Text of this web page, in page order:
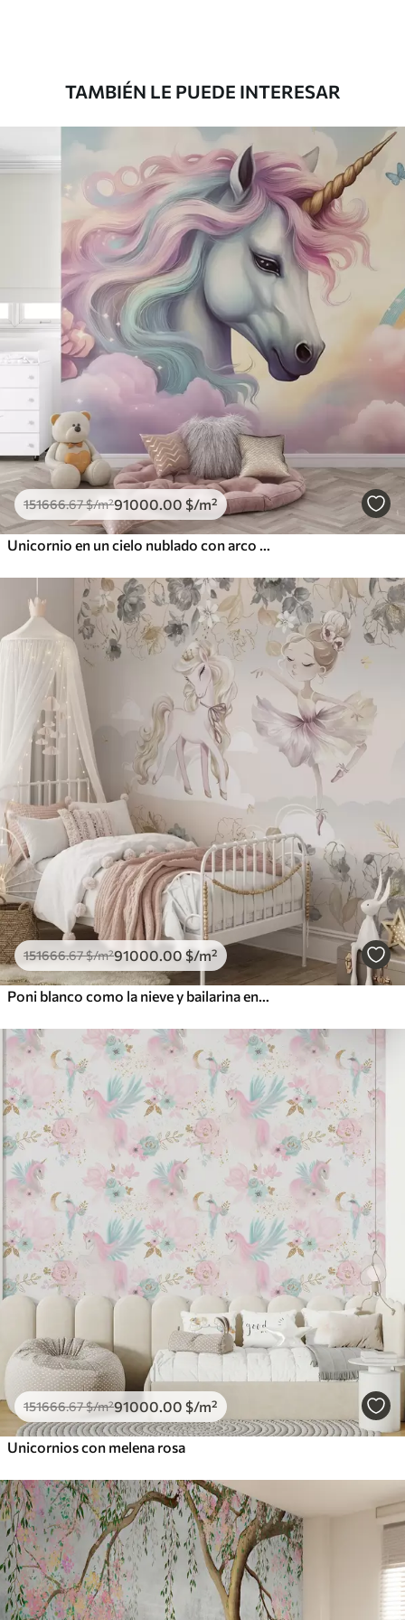
Vinilo Premium
199833.33119900.00$/m²
TAMBIÉN LE PUEDE INTERESAR
151666.67$/m²91000 .00 $/m²
151666.67$/m²91000 .00 $/m²
151666.67$/m²91000 .00 $/m²
Unicornios con melena rosa